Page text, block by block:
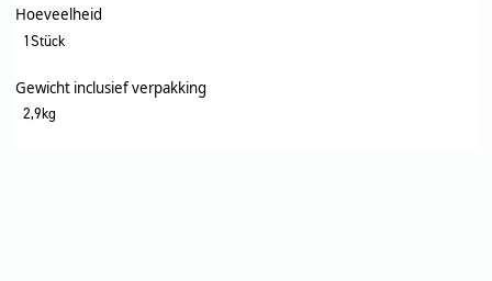
Hoeveelheid
1Stück
Gewicht inclusief verpakking
2,9kg